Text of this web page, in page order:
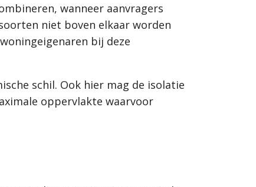
wanneer aanvragers
niet boven elkaar worden
bij deze
schil. Ook hier mag de isolatie
oppervlakte waarvoor